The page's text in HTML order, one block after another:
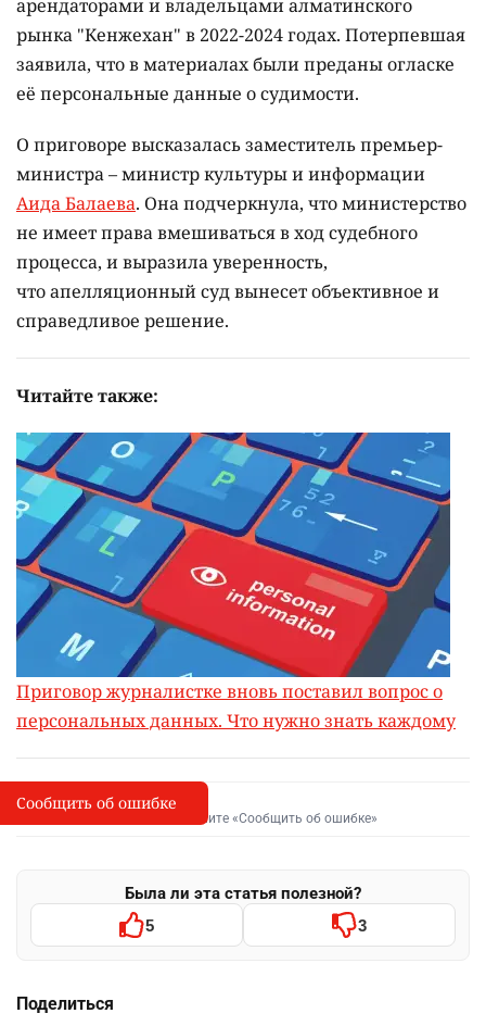
арендаторами и владельцами алматинского
рынка "Кенжехан" в 2022-2024 годах. Потерпевшая
заявила, что в материалах были преданы огласке
её персональные данные о судимости.
О приговоре высказалась заместитель премьер-
министра – министр культуры и информации
Аида Балаева. Она подчеркнула, что министерство
не имеет права вмешиваться в ход судебного
процесса, и выразила уверенность,
что апелляционный суд вынесет объективное и
справедливое решение.
Читайте также:
Приговор журналистке вновь поставил вопрос о
персональных данных. Что нужно знать каждому
I
Сообщить об опечатке
Выделите фрагмент и нажмите «Сообщить об ошибке»
Была ли эта статья полезной?
5 3
Поделиться
Сообщить об ошибке